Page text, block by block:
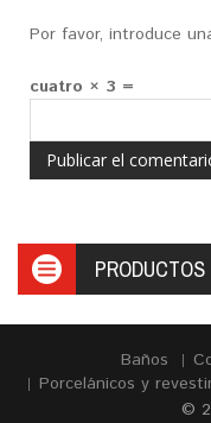
Por favor, introduce
cuatro × 3 =
PRODUCTOS
Baños
Porcelánicos y
©